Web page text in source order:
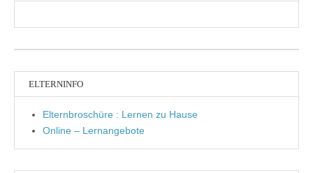
ELTERNINFO
Elternbroschüre : Lernen zu Hause
Online – Lernangebote